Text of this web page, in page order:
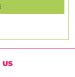
US